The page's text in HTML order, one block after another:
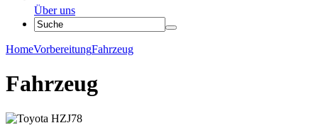
Über uns
HomeVorbereitungFahrzeug
Fahrzeug